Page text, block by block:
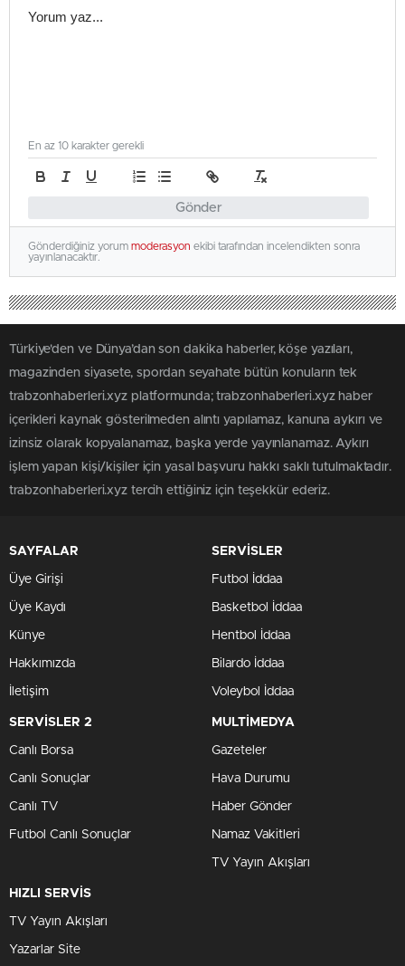
Gönder
En az 10 karakter gerekli
Gönderdiğiniz yorum moderasyon ekibi tarafından incelendikten sonra
yayınlanacaktır.
Türkiye'den ve Dünya’dan son dakika haberler, köşe yazıları,
magazinden siyasete, spordan seyahate bütün konuların tek
trabzonhaberleri.xyz platformunda; trabzonhaberleri.xyz haber
içerikleri kaynak gösterilmeden alıntı yapılamaz, kanuna aykırı ve
izinsiz olarak kopyalanamaz, başka yerde yayınlanamaz. Aykırı
işlem yapan kişi/kişiler için yasal başvuru hakkı saklı tutulmaktadır.
trabzonhaberleri.xyz tercih ettiğiniz için teşekkür ederiz.
SAYFALAR
Üye Girişi
Üye Kaydı
Künye
Hakkımızda
İletişim
SERVİSLER
Futbol İddaa
Basketbol İddaa
Hentbol İddaa
Bilardo İddaa
Voleybol İddaa
SERVİSLER 2
Canlı Borsa
Canlı Sonuçlar
Canlı TV
Futbol Canlı Sonuçlar
MULTİMEDYA
Gazeteler
Hava Durumu
Haber Gönder
Namaz Vakitleri
TV Yayın Akışları
HIZLI SERVİS
TV Yayın Akışları
Yazarlar Site